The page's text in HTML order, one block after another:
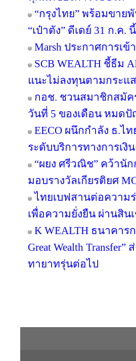
“กรุงไทย” พร้อมขาย
“เป๋าตัง” ดีเดย์ 31 ก.ค. นี้
Marsh ประกาศการเ
SCB WEALTH ชี้ธีม
แนะไม่ลงทุนตามกระแ
กอช. ชวนสมาชิกสมัค
วันที่ 5 ของเดือน หมด
EECO ผนึกกำลัง ธ.ไ
ระดับบริการทางการเ
“ผยง ศรีวณิช” คว้านั
มอบรางวัลเกียรติยศ
ไทยเบฟสานต่อความ
เพื่อความยั่งยืน ผ่านสิน
K WEALTH ธนาคาร
Great Wealth
ทายาทรุ่นต่อไป